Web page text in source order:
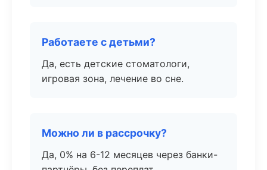
Работаете с детьми?
Да, есть детские стоматологи,
игровая зона, лечение во сне.
Можно ли в рассрочку?
Да, 0% на 6-12 месяцев через банки-